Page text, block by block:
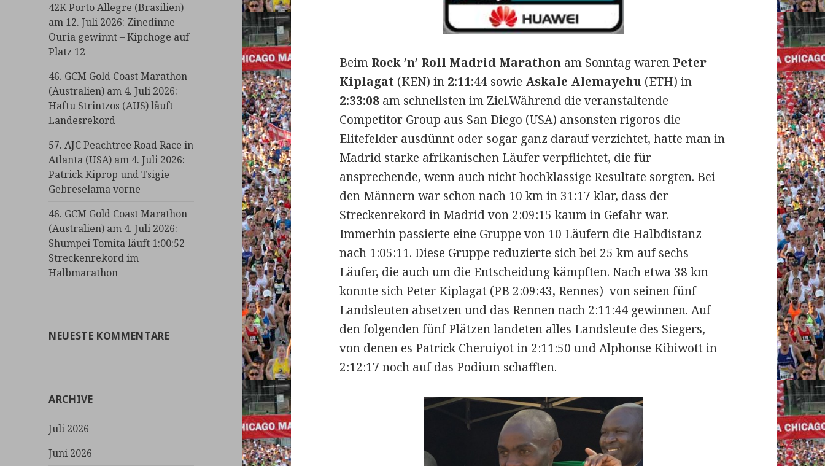
42K Porto Allegre (Brasilien)
am 12. Juli 2026: Zinedinne
Ouria gewinnt – Kipchoge auf
Platz 12
46. GCM Gold Coast Marathon
(Australien) am 4. Juli 2026:
Haftu Strintzos (AUS) läuft
Landesrekord
57. AJC Peachtree Road Race in
Atlanta (USA) am 4. Juli 2026:
Patrick Kiprop und Tsigie
Gebreselama vorne
46. GCM Gold Coast Marathon
(Australien) am 4. Juli 2026:
Shumpei Tomita läuft 1:00:52
Streckenrekord im
Halbmarathon
NEUESTE KOMMENTARE
ARCHIVE
Juli 2026
Juni 2026
Beim Rock ’n’ Roll Madrid Marathon am Sonntag waren Peter
Kiplagat (KEN) in 2:11:44 sowie Askale Alemayehu (ETH) in
2:33:08 am schnellsten im Ziel.Während die veranstaltende
Competitor Group aus San Diego (USA) ansonsten rigoros die
Elitefelder ausdünnt oder sogar ganz darauf verzichtet, hatte man in
Madrid starke afrikanischen Läufer verpflichtet, die für
ansprechende, wenn auch nicht hochklassige Resultate sorgten. Bei
den Männern war schon nach 10 km in 31:17 klar, dass der
Streckenrekord in Madrid von 2:09:15 kaum in Gefahr war.
Immerhin passierte eine Gruppe von 10 Läufern die Halbdistanz
nach 1:05:11. Diese Gruppe reduzierte sich bei 25 km auf sechs
Läufer, die auch um die Entscheidung kämpften. Nach etwa 38 km
konnte sich Peter Kiplagat (PB 2:09:43, Rennes) von seinen fünf
Landsleuten absetzen und das Rennen nach 2:11:44 gewinnen. Auf
den folgenden fünf Plätzen landeten alles Landsleute des Siegers,
von denen es Patrick Cheruiyot in 2:11:50 und Alphonse Kibiwott in
2:12:17 noch auf das Podium schafften.